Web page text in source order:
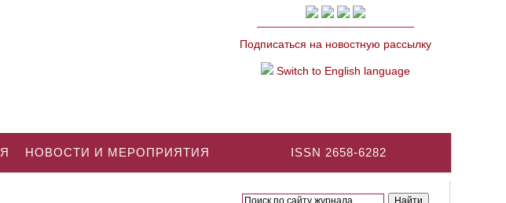
Подписаться на новостную рассылку
Switch to English language
ISSN 2658-6282
НОВОСТИ И МЕРОПРИЯТИЯ